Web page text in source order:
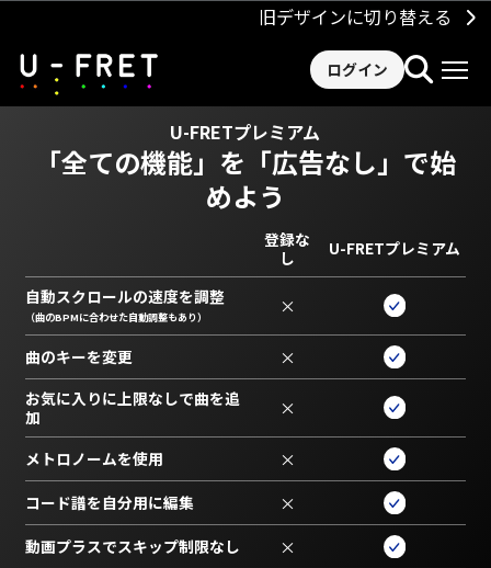
旧デザインに切り替える
ログイン
U-FRETプレミアム
「全ての機能」を 「広告なし」で始
めよう
登録な
し
U-FRETプレミアム
自動スクロールの速度を調整
（曲のBPMに合わせた自動調整もあり） ×
曲のキーを変更 ×
お気に入りに上限なしで曲を追
加
×
メトロノームを使用 ×
コード譜を自分用に編集 ×
動画プラスでスキップ制限なし ×